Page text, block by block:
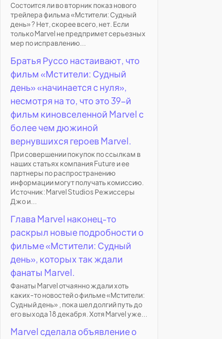
Состоится ли во вторник показ нового
трейлера фильма «Мстители: Судный
день» ? Нет, скорее всего, нет. Если
только Marvel не предпримет серьезных
мер по исправлению...
Братья Руссо настаивают, что
фильм «Мстители: Судный
день» «начинается с нуля»,
несмотря на то, что это 39-й
фильм киновселенной Marvel с
более чем дюжиной
вернувшихся героев Marvel.
При совершении покупок по ссылкам в
наших статьях компания Future и ее
партнеры по распространению
информации могут получать комиссию.
Источник: Marvel Studios Режиссеры
Джо и...
Глава Marvel наконец-то
раскрыл новые подробности о
фильме «Мстители: Судный
день», которых так ждали
фанаты Marvel.
Фанаты Marvel отчаянно ждали хоть
каких-то новостей о фильме «Мстители:
Судный день» , пока шел долгий путь до
его выхода 18 декабря. Хотя Marvel уже...
Marvel сделала объявление о